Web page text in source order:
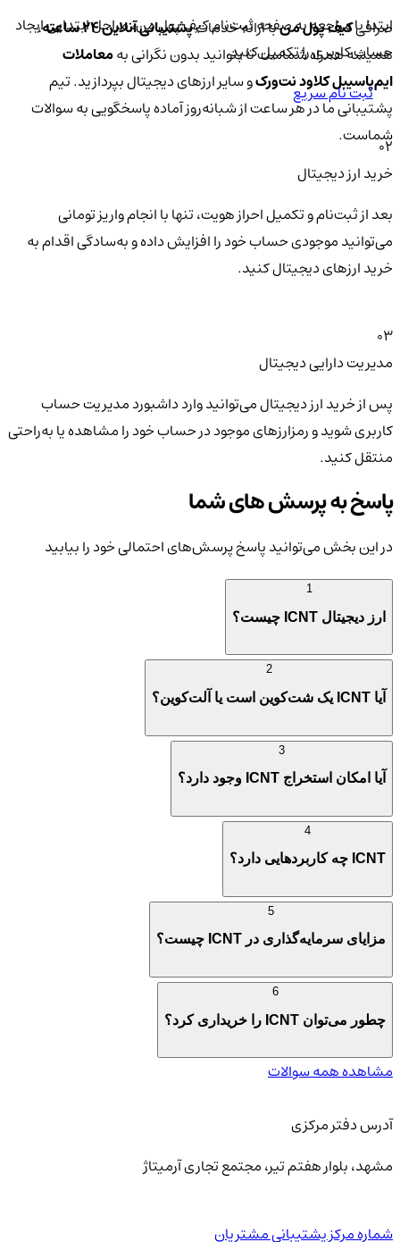
صرافیکیف پول منبا ارائه خدماتپشتیبانی آنلاین ۲۴ ساعته
،
همیشه همراه شماست تا بتوانید بدون نگرانی بهمعاملات
ایم‌پاسیبل کلاود نت‌ورکو سایر ارزهای دیجیتال بپردازید. تیم
پشتیبانی ما در هر ساعت از شبانه‌روز آماده پاسخگویی به سوالات
شماست.
ابتدا با مراجعه به صفحه ثبت‌نام کیف‌ پول من، مراحل ابتدایی ایجاد
حساب کاربری را تکمیل کنید.
ثبت نام سریع
02
خرید ارز دیجیتال
بعد از ثبت‌نام و تکمیل احراز هویت، تنها با انجام واریز تومانی
می‌توانید موجودی حساب خود را افزایش داده و به‌سادگی اقدام به
خرید ارزهای دیجیتال کنید.
03
مدیریت دارایی دیجیتال
پس از خرید ارز دیجیتال می‌توانید وارد داشبورد مدیریت حساب
کاربری شوید و رمزارزهای موجود در حساب خود را مشاهده یا به‌راحتی
منتقل کنید.
پاسخ به پرسش های شما
در این بخش می‌توانید پاسخ پرسش‌های احتمالی خود را بیابید
ارز دیجیتال ICNT چیست؟
آیا ICNT یک شت‌کوین است یا آلت‌کوین؟
آیا امکان استخراج ICNT وجود دارد؟
ICNT چه کاربردهایی دارد؟
مزایای سرمایه‌گذاری در ICNT چیست؟
چطور می‌توان ICNT را خریداری کرد؟
مشاهده همه سوالات
آدرس دفتر مرکزی
مشهد، بلوار هفتم تیر، مجتمع تجاری آرمیتاژ
شماره مرکز پشتیبانی مشتریان